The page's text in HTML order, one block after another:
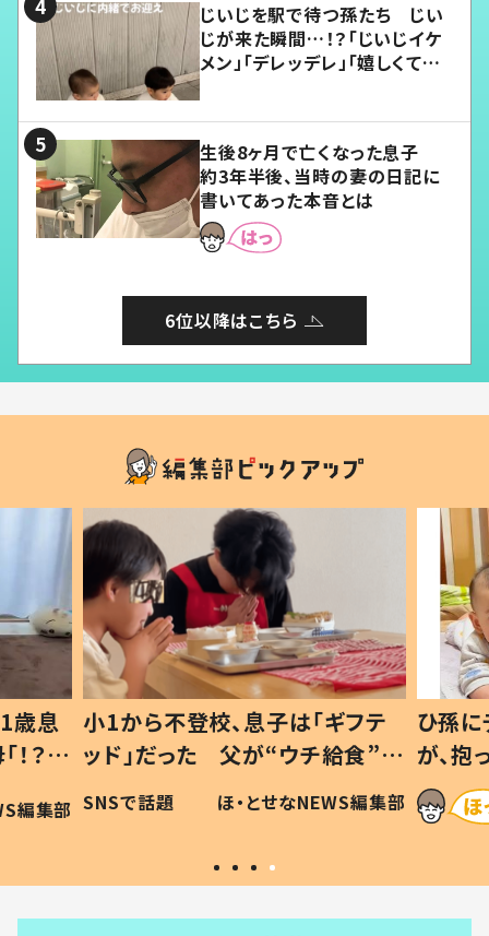
じいじを駅で待つ孫たち じい
じが来た瞬間…！？「じいじイケ
メン」「デレッデレ」「嬉しくて可
生後8ヶ月で亡くなった息子
約3年半後、当時の妻の日記に
書いてあった本音とは
6位以降はこちら
歳息
？」
編集部
小1から不登校、息子は「ギフテ
ッド」だった 父が“ウチ給食”を
作り続ける理由とは #令和の親
#令和の子
SNSで話題 ほ・とせなNEWS編集部
ひ孫
が、
「涙が
い」